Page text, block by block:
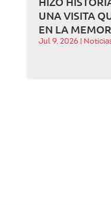
UNA VISITA
EN LA
Jul 9, 2026